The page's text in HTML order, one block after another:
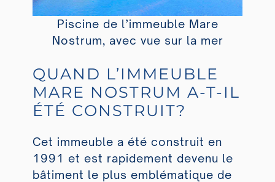
Piscine de l’immeuble Mare
Nostrum, avec vue sur la mer
QUAND L’IMMEUBLE
MARE NOSTRUM A-T-IL
ÉTÉ CONSTRUIT?
Cet immeuble a été construit en
1991 et est rapidement devenu le
bâtiment le plus emblématique de